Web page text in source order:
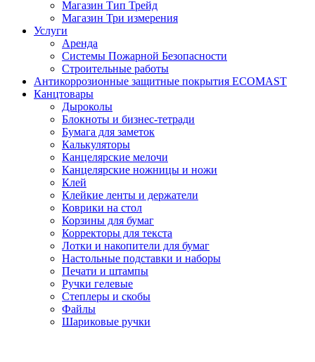
Магазин Тип Трейд
Магазин Три измерения
Услуги
Аренда
Системы Пожарной Безопасности
Строительные работы
Антикоррозионные защитные покрытия ECOMAST
Канцтовары
Дыроколы
Блокноты и бизнес-тетради
Бумага для заметок
Калькуляторы
Канцелярские мелочи
Канцелярские ножницы и ножи
Клей
Клейкие ленты и держатели
Коврики на стол
Корзины для бумаг
Корректоры для текста
Лотки и накопители для бумаг
Настольные подставки и наборы
Печати и штампы
Ручки гелевые
Степлеры и скобы
Файлы
Шариковые ручки